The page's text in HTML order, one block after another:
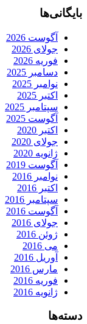
بایگانی‌ها
آگوست 2026
جولای 2026
فوریه 2026
دسامبر 2025
نوامبر 2025
اکتبر 2025
سپتامبر 2025
آگوست 2025
اکتبر 2020
جولای 2020
ژانویه 2020
آگوست 2019
نوامبر 2016
اکتبر 2016
سپتامبر 2016
آگوست 2016
جولای 2016
ژوئن 2016
می 2016
آوریل 2016
مارس 2016
فوریه 2016
ژانویه 2016
دسته‌ها